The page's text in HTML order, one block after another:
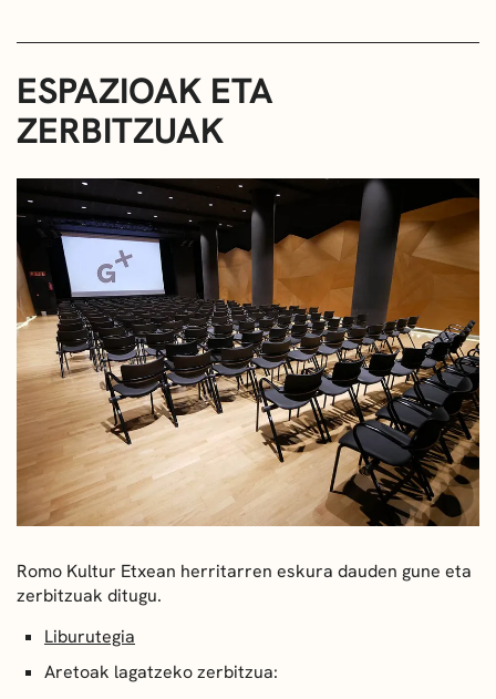
ESPAZIOAK ETA
ZERBITZUAK
Romo Kultur Etxean herritarren eskura dauden gune eta
zerbitzuak ditugu.
Liburutegia
Aretoak lagatzeko zerbitzua: